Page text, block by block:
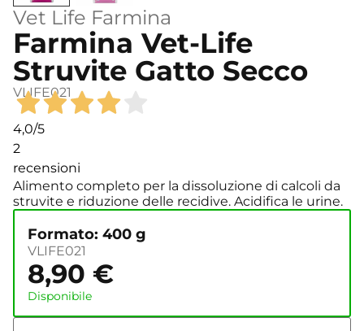
Vet Life Farmina
Farmina Vet-Life
Struvite Gatto Secco
VLIFE021
4,0/5
2
recensioni
Alimento completo per la dissoluzione di calcoli da
struvite e riduzione delle recidive. Acidifica le urine.
Formato: 400 g
VLIFE021
8,90 €
Disponibile